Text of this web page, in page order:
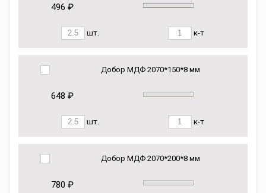
496 ₽
шт. к-т
Добор МДФ 2070*150*8 мм
648 ₽
шт. к-т
Добор МДФ 2070*200*8 мм
780 ₽